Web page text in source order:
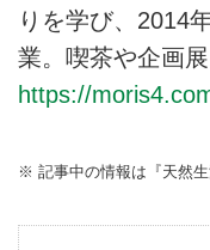
りを学び、2014
業。喫茶や企画
https://
※ 記事中の情報は『天然